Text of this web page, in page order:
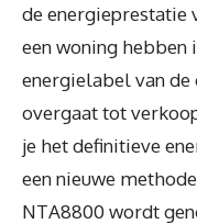
de energieprestatie
een woning hebben
energielabel van de
overgaat tot
je het definitieve
een nieuwe
NTA8800 wordt